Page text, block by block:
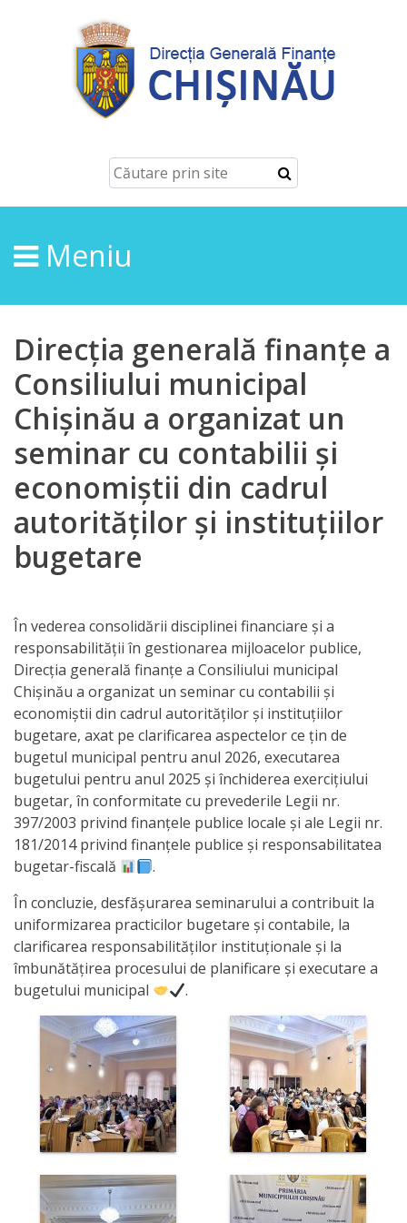
Despre
Conducerea
Structura
Direcţia
ordin
economic
Direcția
finanțe
de
ordin
social
datorii
şi
angajamente
financiare
Direcţia
venituri
Direcţia
rapoarte
financiare
Serviciul
resurse
umane
Serviciul
juridic
Secția
managementul
Meniu
Direcția generală finanțe a
Consiliului municipal
Chișinău a organizat un
seminar cu contabilii și
economiștii din cadrul
autorităților și instituțiilor
bugetare
În vederea consolidării disciplinei financiare și a
responsabilității în gestionarea mijloacelor publice,
Direcția generală finanțe a Consiliului municipal
Chișinău a organizat un seminar cu contabilii și
economiștii din cadrul autorităților și instituțiilor
bugetare, axat pe clarificarea aspectelor ce țin de
bugetul municipal pentru anul 2026, executarea
bugetului pentru anul 2025 și închiderea exercițiului
bugetar, în conformitate cu prevederile Legii nr.
397/2003 privind finanțele publice locale și ale Legii nr.
181/2014 privind finanțele publice și responsabilitatea
bugetar-fiscală
.
În concluzie, desfășurarea seminarului a contribuit la
uniformizarea practicilor bugetare și contabile, la
clarificarea responsabilităților instituționale și la
îmbunătățirea procesului de planificare și executare a
bugetului municipal
.